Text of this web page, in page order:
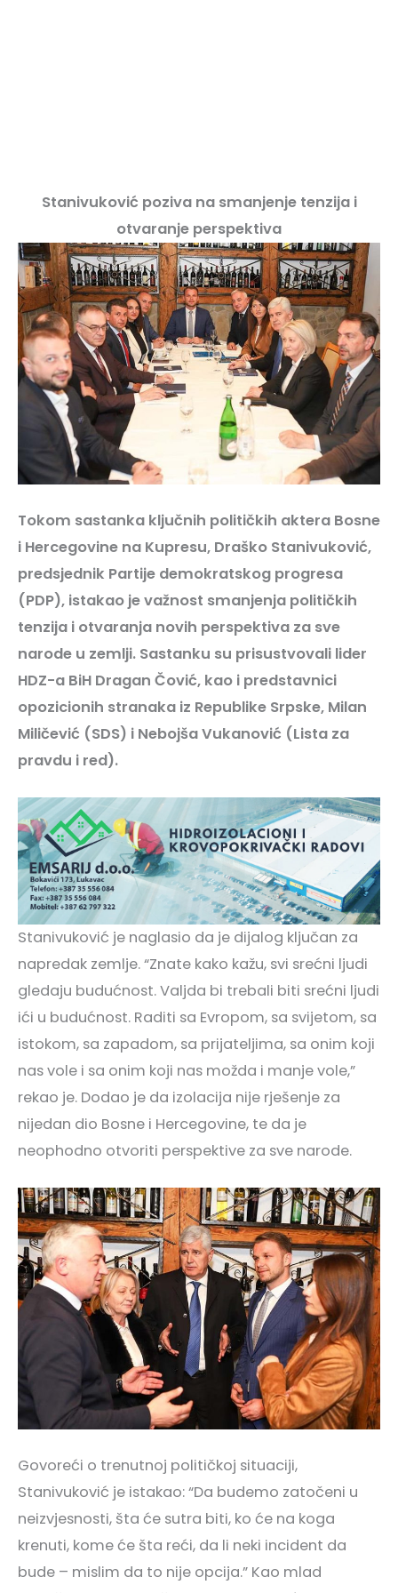
Stanivuković poziva na smanjenje tenzija i
otvaranje perspektiva
Tokom sastanka ključnih političkih aktera Bosne
i Hercegovine na Kupresu, Draško Stanivuković,
predsjednik Partije demokratskog progresa
(PDP), istakao je važnost smanjenja političkih
tenzija i otvaranja novih perspektiva za sve
narode u zemlji. Sastanku su prisustvovali lider
HDZ-a BiH Dragan Čović, kao i predstavnici
opozicionih stranaka iz Republike Srpske, Milan
Miličević (SDS) i Nebojša Vukanović (Lista za
pravdu i red).
Stanivuković je naglasio da je dijalog ključan za
napredak zemlje. “Znate kako kažu, svi srećni ljudi
gledaju budućnost. Valjda bi trebali biti srećni ljudi
ići u budućnost. Raditi sa Evropom, sa svijetom, sa
istokom, sa zapadom, sa prijateljima, sa onim koji
nas vole i sa onim koji nas možda i manje vole,”
rekao je. Dodao je da izolacija nije rješenje za
nijedan dio Bosne i Hercegovine, te da je
neophodno otvoriti perspektive za sve narode.
Govoreći o trenutnoj političkoj situaciji,
Stanivuković je istakao: “Da budemo zatočeni u
neizvjesnosti, šta će sutra biti, ko će na koga
krenuti, kome će šta reći, da li neki incident da
bude – mislim da to nije opcija.” Kao mlad